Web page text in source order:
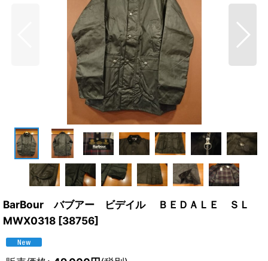
BarBour バブアー ビデイル ＢＥＤＡＬＥ ＳＬ
MWX0318 [38756]